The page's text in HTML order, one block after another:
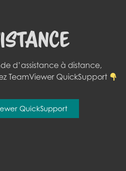
d’assistance à distance,
TeamViewer QuickSupport
QuickSupport